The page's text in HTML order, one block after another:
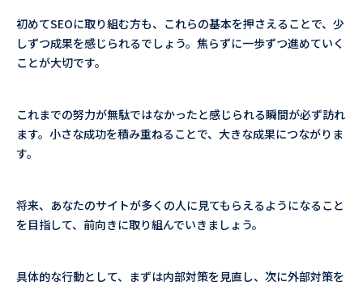
初めてSEOに取り組む方も、これらの基本を押さえることで、少
しずつ成果を感じられるでしょう。焦らずに一歩ずつ進めていく
ことが大切です。
これまでの努力が無駄ではなかったと感じられる瞬間が必ず訪れ
ます。小さな成功を積み重ねることで、大きな成果につながりま
す。
将来、あなたのサイトが多くの人に見てもらえるようになること
を目指して、前向きに取り組んでいきましょう。
具体的な行動として、まずは内部対策を見直し、次に外部対策を